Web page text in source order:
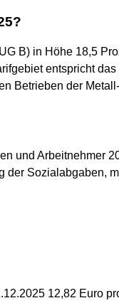
B) in Höhe 18,5
entspricht
Betrieben der
und Arbeitnehmer
der Sozialabgaben,
12,82 Euro